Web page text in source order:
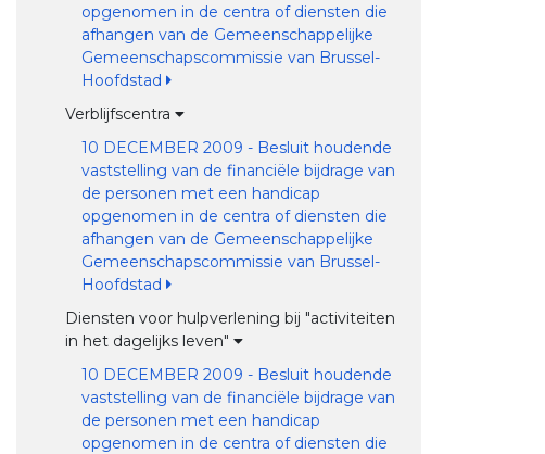
opgenomen in de centra of diensten die
afhangen van de Gemeenschappelijke
Gemeenschapscommissie van Brussel-
Hoofdstad
Verblijfscentra
10 DECEMBER 2009 - Besluit houdende
vaststelling van de financiële bijdrage van
de personen met een handicap
opgenomen in de centra of diensten die
afhangen van de Gemeenschappelijke
Gemeenschapscommissie van Brussel-
Hoofdstad
Diensten voor hulpverlening bij "activiteiten
in het dagelijks leven"
10 DECEMBER 2009 - Besluit houdende
vaststelling van de financiële bijdrage van
de personen met een handicap
opgenomen in de centra of diensten die